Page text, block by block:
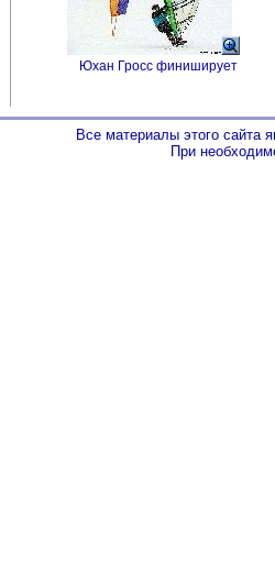
Юхан Гросс финиширует
Все материалы этого сайта
При